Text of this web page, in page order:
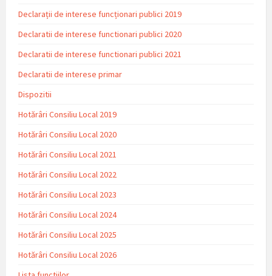
Declarații de interese funcționari publici 2019
Declaratii de interese functionari publici 2020
Declaratii de interese functionari publici 2021
Declaratii de interese primar
Dispozitii
Hotărâri Consiliu Local 2019
Hotărâri Consiliu Local 2020
Hotărâri Consiliu Local 2021
Hotărâri Consiliu Local 2022
Hotărâri Consiliu Local 2023
Hotărâri Consiliu Local 2024
Hotărâri Consiliu Local 2025
Hotărâri Consiliu Local 2026